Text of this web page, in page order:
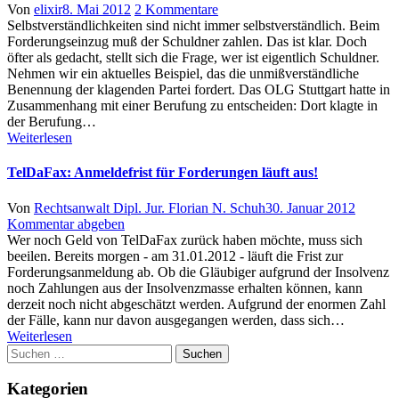
Author
Von elixirPosted
on
8. Mai 2012 2 Kommentarezu
Wer
muß
zahlen?
Achten
Sie
für
auf
genaue
Bezeichnung
der
Schuldnerpartei
Selbstverständlichkeiten sind nicht immer selbstverständlich. Beim
Forderungseinzug muß der Schuldner zahlen. Das ist klar. Doch
öfter als gedacht, stellt sich die Frage, wer ist eigentlich Schuldner.
Nehmen wir ein aktuelles Beispiel, das die unmißverständliche
Benennung der klagenden Partei fordert. Das OLG Stuttgart hatte in
Zusammenhang mit einer Berufung zu entscheiden: Dort klagte in
der Berufung…
Weiterlesen
TelDaFax: Anmeldefrist für Forderungen läuft aus!
Author
Von Rechtsanwalt Dipl. Jur. Florian N. SchuhPosted
30. Januar 2012
Kommentar abgeben
Wer noch Geld von TelDaFax zurück haben möchte, muss sich
beeilen. Bereits morgen - am 31.01.2012 - läuft die Frist zur
Forderungsanmeldung ab. Ob die Gläubiger aufgrund der Insolvenz
noch Zahlungen aus der Insolvenzmasse erhalten können, kann
derzeit noch nicht abgeschätzt werden. Aufgrund der enormen Zahl
der Fälle, kann nur davon ausgegangen werden, dass sich…
Weiterlesen
Suchen
nach:
Kategorien